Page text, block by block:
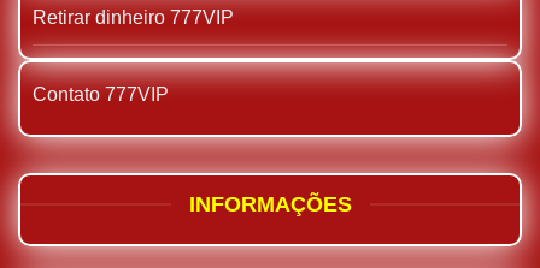
Retirar dinheiro 777VIP
Contato 777VIP
INFORMAÇÕES